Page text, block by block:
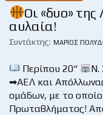
Οι «δυο» της
αυλαία!
Συντάκτης: ΜΆΡΙΟΣ
Περίπου 20“ Ν.
➡ΑΕΛ και
ομάδων, με το οποίο
Πρωταθλήματος!